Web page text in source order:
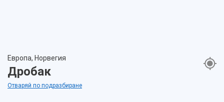
Европа, Норвегия
Дробак
Отваряй по подразбиране